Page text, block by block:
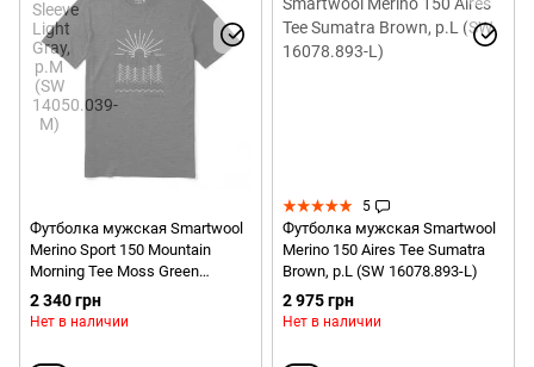
Футболка мужская Smartwool
Merino Sport 150 Mountain
Morning Tee Moss Green
Heather, р.L (SW 15159.B45-L)
2 340 грн
Нет в наличии
5
Футболка мужская Smartwool
Merino 150 Aires Tee Sumatra
Brown, р.L (SW 16078.893-L)
2 975 грн
Нет в наличии